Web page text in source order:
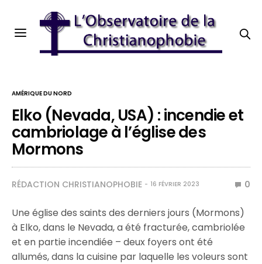
AMÉRIQUE DU NORD
Elko (Nevada, USA) : incendie et
cambriolage à l’église des
Mormons
RÉDACTION CHRISTIANOPHOBIE 16 FÉVRIER 2023 0
Une église des saints des derniers jours (Mormons)
à Elko, dans le Nevada, a été fracturée, cambriolée
et en partie incendiée – deux foyers ont été
allumés, dans la cuisine par laquelle les voleurs sont